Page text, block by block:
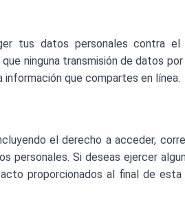
tus datos personales contra
ninguna transmisión de datos
que compartes en línea.
el derecho a acceder,
personales. Si deseas ejercer
proporcionados al final de